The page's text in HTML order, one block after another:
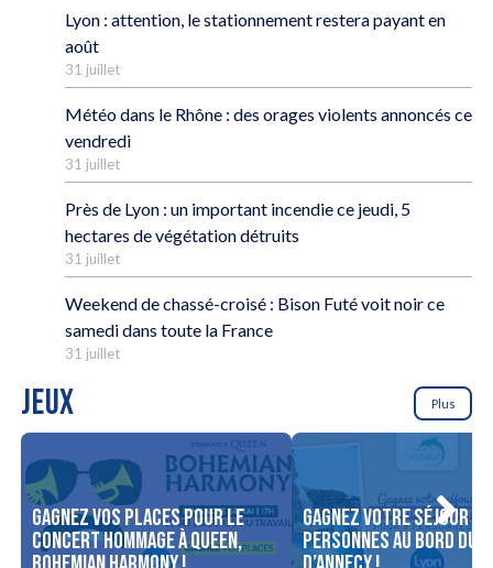
Lyon : attention, le stationnement restera payant en
août
31 juillet
Météo dans le Rhône : des orages violents annoncés ce
vendredi
31 juillet
Près de Lyon : un important incendie ce jeudi, 5
hectares de végétation détruits
31 juillet
Weekend de chassé-croisé : Bison Futé voit noir ce
samedi dans toute la France
31 juillet
JEUX Plus
Gagnez vos places pour le
concert Hommage à Queen,
Gagnez votre séjour
personnes au bord du